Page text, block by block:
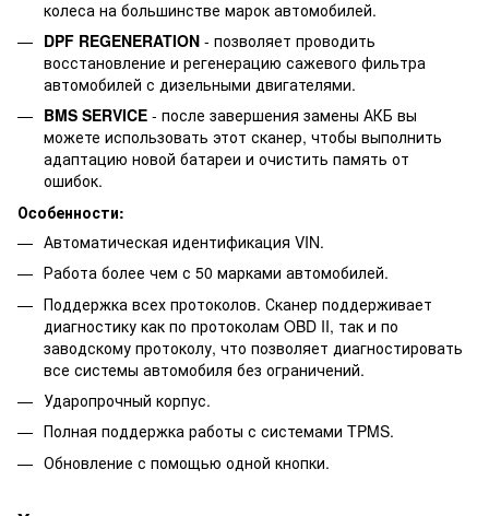
колеса на большинстве марок автомобилей.
DPF REGENERATION - позволяет проводить
восстановление и регенерацию сажевого фильтра
автомобилей с дизельными двигателями.
BMS SERVICE - после завершения замены АКБ вы
можете использовать этот сканер, чтобы выполнить
адаптацию новой батареи и очистить память от
ошибок.
Оcобенности:
Автоматическая идентификация VIN.
Работа более чем с 50 марками автомобилей.
Поддержка всех протоколов. Сканер поддерживает
диагностику как по протоколам OBD II, так и по
заводскому протоколу, что позволяет диагностировать
все системы автомобиля без ограничений.
Ударопрочный корпус.
Полная поддержка работы с системами TPMS.
Обновление с помощью одной кнопки.